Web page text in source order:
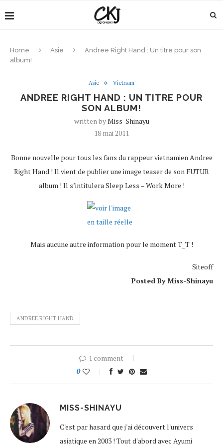
Home Asie
Andree Right Hand : Un titre pour son
album!
Asie Vietnam
ANDREE RIGHT HAND : UN TITRE POUR
SON ALBUM!
written byMiss-Shinayu
18 mai 2011
Bonne nouvelle pour tous les fans du rappeur vietnamien Andree
Right Hand ! Il vient de publier une image teaser de son FUTUR
album ! Il s’intitulera Sleep Less – Work More !
Mais aucune autre information pour le moment T_T !
Siteoff
Posted By Miss-Shinayu
ANDREE RIGHT HAND
1 comment
0
MISS-SHINAYU
C'est par hasard que j'ai découvert l'univers
asiatique en 2003 ! Tout d'abord avec Ayumi